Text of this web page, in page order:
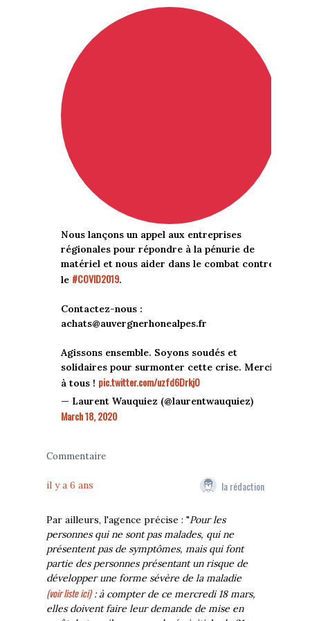
Nous lançons un appel aux entreprises
régionales pour répondre à la pénurie de
matériel et nous aider dans le combat contre
le #COVID2019.
Contactez-nous :
achats@auvergnerhonealpes.fr
Agissons ensemble. Soyons soudés et
solidaires pour surmonter cette crise. Merci
à tous ! pic.twitter.com/uzfd6DrkjO
— Laurent Wauquiez (@laurentwauquiez)
March 18, 2020
Commentaire
il y a 6 ans la rédaction
Par ailleurs, l'agence précise : "Pour les
personnes qui ne sont pas malades, qui ne
présentent pas de symptômes, mais qui font
partie des personnes présentant un risque de
développer une forme sévère de la maladie
(voir liste ici): à compter de ce mercredi 18 mars,
elles doivent faire leur demande de mise en